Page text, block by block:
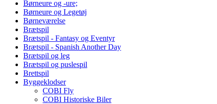
Børneure og -ure;
Børneure og Legetøj
Børneværelse
Brætspil
Brætspil - Fantasy og Eventyr
Brætspil - Spanish Another Day
Brætspil og leg
Brætspil og puslespil
Brettspil
Byggeklodser
COBI Fly
COBI Historiske Biler